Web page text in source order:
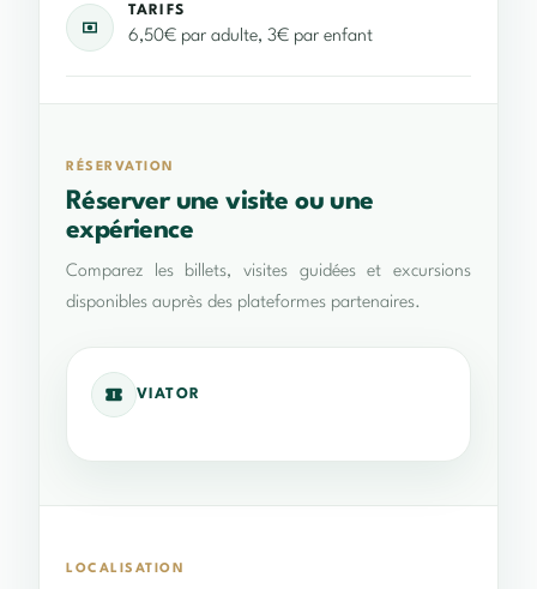
TARIFS
6,50€ par adulte, 3€ par enfant
RÉSERVATION
Réserver une visite ou une
expérience
Comparez les billets, visites guidées et excursions
disponibles auprès des plateformes partenaires.
VIATOR
LOCALISATION